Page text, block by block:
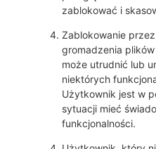
zablokować i
Zablokowanie
gromadzenia
może utrudnić lub
niektórych
Użytkownik jest w
sytuacji mieć
funkcjonalności.